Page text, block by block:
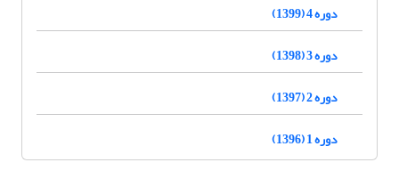
دوره 4 (1399)
دوره 3 (1398)
دوره 2 (1397)
دوره 1 (1396)